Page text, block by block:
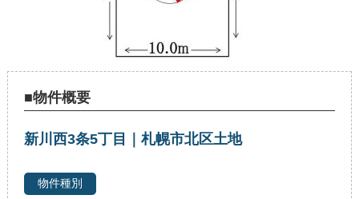
■物件概要
新川西3条5丁目｜札幌市北区土地